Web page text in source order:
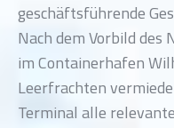
geschäftsführende
Nach dem Vorbild
im Containerhafen
Leerfrachten
Terminal alle